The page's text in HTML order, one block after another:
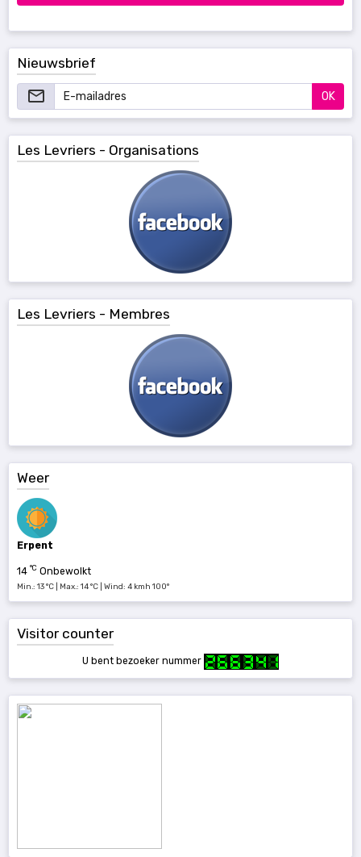
Nieuwsbrief
OK
Les Levriers - Organisations
Les Levriers - Membres
Weer
Erpent
14 °C Onbewolkt
Min.: 13 °C | Max.: 14 °C | Wind: 4 kmh 100°
Visitor counter
U bent bezoeker nummer